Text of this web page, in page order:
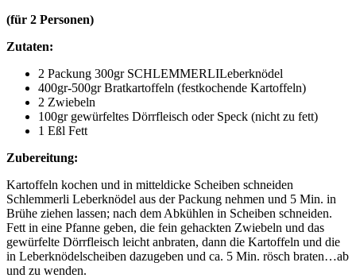
(für 2 Personen)
Zutaten:
2 Packung 300gr SCHLEMMERLILeberknödel
400gr-500gr Bratkartoffeln (festkochende Kartoffeln)
2 Zwiebeln
100gr gewürfeltes Dörrfleisch oder Speck (nicht zu fett)
1 Eßl Fett
Zubereitung:
Kartoffeln kochen und in mitteldicke Scheiben schneiden
Schlemmerli Leberknödel aus der Packung nehmen und 5 Min. in
Brühe ziehen lassen; nach dem Abkühlen in Scheiben schneiden.
Fett in eine Pfanne geben, die fein gehackten Zwiebeln und das
gewürfelte Dörrfleisch leicht anbraten, dann die Kartoffeln und die
in Leberknödelscheiben dazugeben und ca. 5 Min. rösch braten…ab
und zu wenden.